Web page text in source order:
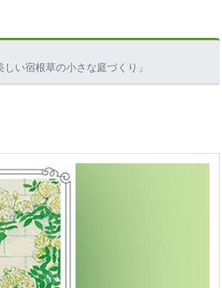
い宿根草の小さな庭づくり」